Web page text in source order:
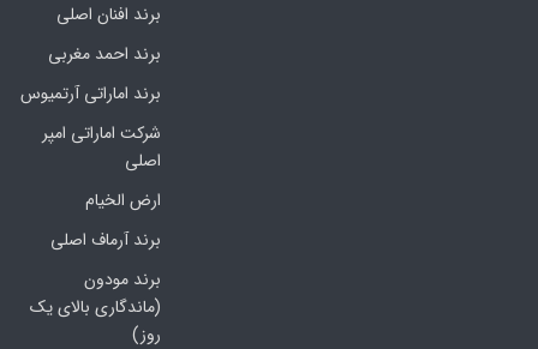
برند افنان اصلی
برند احمد مغربی
برند اماراتی آرتمیوس
شرکت اماراتی امپر
اصلی
ارض الخیام
برند آرماف اصلی
برند مودون
(ماندگاری بالای یک
روز)